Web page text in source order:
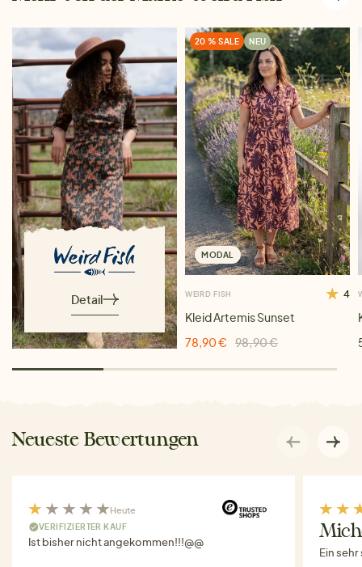
Detail
20 % SALE NEU
MODAL
WEIRD FISH 4
Kleid Artemis Sunset
78,90 €
98,90 €
Neueste Bewertungen
Heute
VERIFIZIERTER KAUF
Ist bisher nicht angekommen!!!@@
Ein